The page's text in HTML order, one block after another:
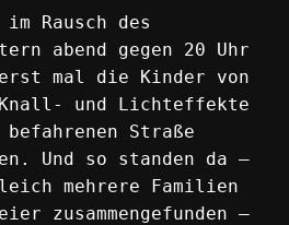
Rausch des
abend gegen 20 Uhr
mal die Kinder von
und Lichteffekte
Straße
Und so standen da –
mehrere Familien
zusammengefunden –